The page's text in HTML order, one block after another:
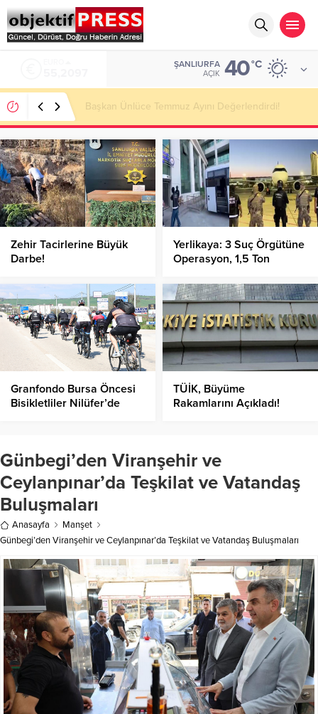
ŞANLIURFA
AÇIK 40°C
Şanlıurfa’nın Vox Humanis Korosu Dünya Birincisi
Oldu!
Zehir Tacirlerine Büyük
Darbe!
Yerlikaya: 3 Suç Örgütüne
Operasyon, 1,5 Ton
Milyarlarca TL’lik Mal
Varlığına El Konuldu!
Granfondo Bursa Öncesi
Bisikletliler Nilüfer’de
TÜİK, Büyüme
Rakamlarını Açıkladı!
Günbegi’den Viranşehir ve
Ceylanpınar’da Teşkilat ve Vatandaş
Buluşmaları
Anasayfa
Manşet
Günbegi’den Viranşehir ve Ceylanpınar’da Teşkilat ve Vatandaş Buluşmaları